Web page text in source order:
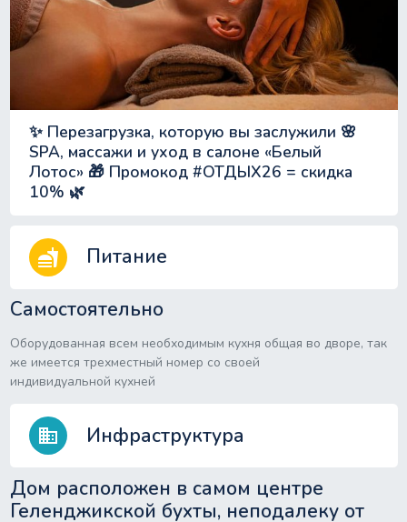
✨ Перезагрузка, которую вы заслужили 🌸
SPA, массажи и уход в салоне «Белый
Лотос» 🎁 Промокод #ОТДЫХ26 = скидка
10% 🌿
fastfood Питание
Самостоятельно
Оборудованная всем необходимым кухня общая во дворе, так
же имеется трехместный номер со своей
индивидуальной кухней
business Инфраструктура
Дом расположен в самом центре
Геленджикской бухты, неподалеку от